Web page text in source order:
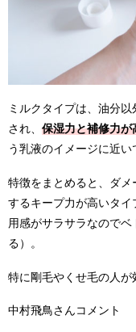
ミルクタイプは、油分
され、 保湿力と補修力が
う乳液のイメージに近い
特徴をまとめると、ダ
するキープ力が高いタ
用感がサラサラなので
る）。
特に剛毛やくせ毛の人が
中村飛鳥さんコメント